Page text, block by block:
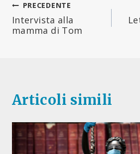
Navigazione
articoli
PRECEDENTE
Intervista alla
mamma di Tom
Articoli simili